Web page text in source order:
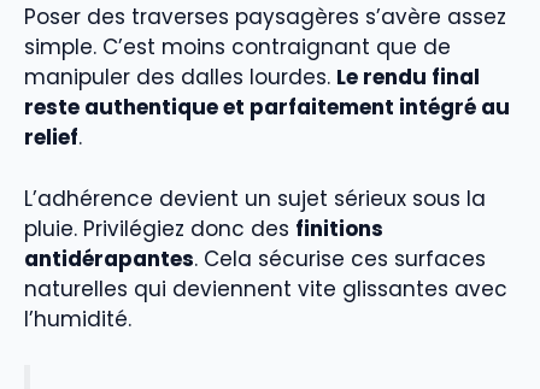
Poser des traverses paysagères s’avère assez
simple. C’est moins contraignant que de
manipuler des dalles lourdes. Le rendu final
reste authentique et parfaitement intégré au
relief.
L’adhérence devient un sujet sérieux sous la
pluie. Privilégiez donc des finitions
antidérapantes. Cela sécurise ces surfaces
naturelles qui deviennent vite glissantes avec
l’humidité.